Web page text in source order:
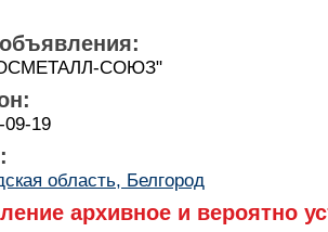
СОЮЗ"
09-19
область, Белгород
архивное и вероятно